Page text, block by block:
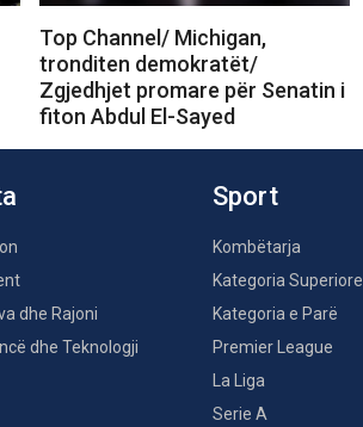
Top Channel/ Michigan,
tronditen demokratët/
Zgjedhjet promare për Senatin i
fiton Abdul El-Sayed
dhe Rajoni
dhe Teknologji
Sport
Kombëtarja
Kategoria Superiore
Kategoria e Parë
Premier League
La Liga
Serie A